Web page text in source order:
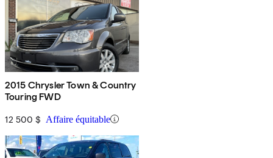
2015 Chrysler Town & Country
Touring FWD
12 500 $ Affaire équitable